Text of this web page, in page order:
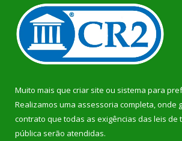
Muito mais que criar site ou sistema para
Realizamos uma assessoria completa, onde
contrato que todas as exigências das leis de
pública serão atendidas.